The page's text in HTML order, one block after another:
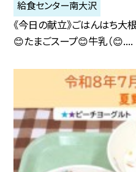
給食センター南大沢
《今日の献立》ごはんはち大
😊たまごスープ😊牛乳（😊....